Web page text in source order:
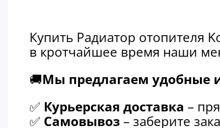
Купить Радиатор отопителя
в кротчайшее время наши
🚚Мы предлагаем удобные
✅ Курьерская доставка –
✅ Самовывоз – заберите